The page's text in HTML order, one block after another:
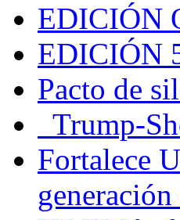
EDICIÓN
EDICIÓN
Pacto de
Trump-
Fortalece